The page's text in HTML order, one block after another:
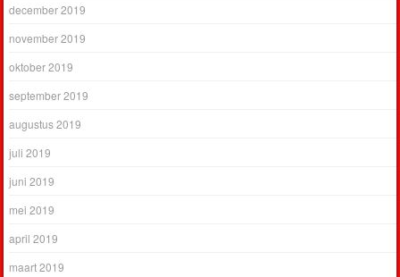
december 2019
november 2019
oktober 2019
september 2019
augustus 2019
juli 2019
juni 2019
mei 2019
april 2019
maart 2019